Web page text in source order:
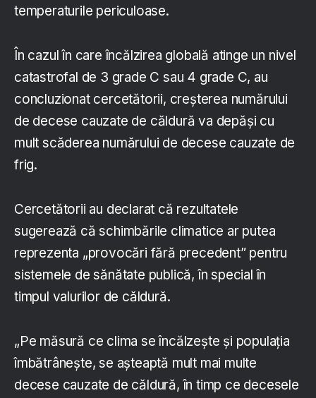
temperaturile periculoase.
În cazul în care încălzirea globală atinge un nivel
catastrofal de 3 grade C sau 4 grade C, au
concluzionat cercetătorii, creșterea numărului
de decese cauzate de căldură va depăși cu
mult scăderea numărului de decese cauzate de
frig.
Cercetătorii au declarat că rezultatele
sugerează că schimbările climatice ar putea
reprezenta „provocări fără precedent” pentru
sistemele de sănătate publică, în special în
timpul valurilor de căldură.
„Pe măsură ce clima se încălzește și populația
îmbătrânește, se așteaptă mult mai multe
decese cauzate de căldură, în timp ce decesele